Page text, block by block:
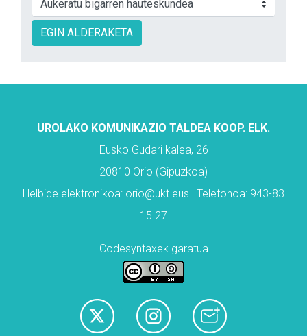
EGIN ALDERAKETA
UROLAKO KOMUNIKAZIO TALDEA KOOP. ELK.
Eusko Gudari kalea, 26
20810 Orio (Gipuzkoa)
Helbide elektronikoa: orio@ukt.eus | Telefonoa: 943-83
15 27
Codesyntaxek garatua